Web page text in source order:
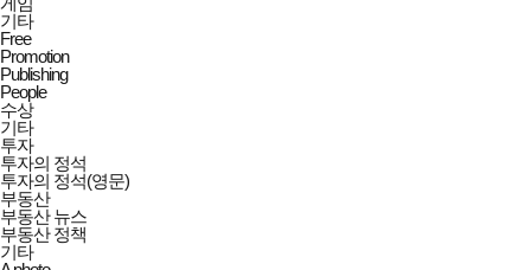
기타
Free
Promotion
Publishing
People
수상
기타
투자
투자의 정석
투자의 정석(영문)
부동산
부동산 뉴스
부동산 정책
기타